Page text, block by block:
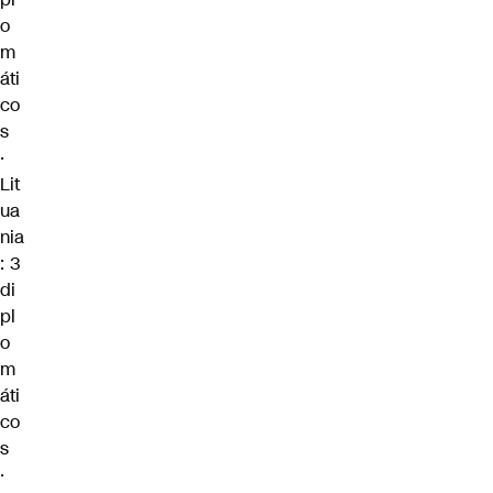
o
m
áti
co
s
·
Lit
ua
nia
: 3
di
pl
o
m
áti
co
s
·